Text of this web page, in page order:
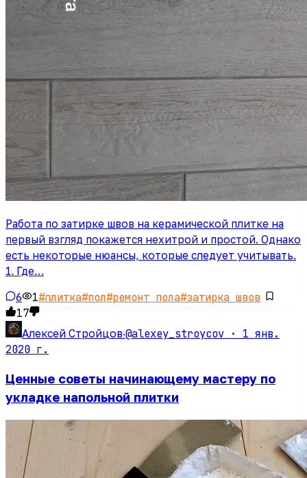
Работа по затирке швов на керамической плитке на
первый взгляд покажется нехитрой и простой. Однако
есть некоторые нюансы, которые следует учитывать.
1. Где…
6 1#плитка#пол#ремонт пола#затирка швов
17
Алексей Стройцов·@alexey_stroycov · 1 янв.
2020 г.
Ценные советы начинающему мастеру по
укладке напольной плитки